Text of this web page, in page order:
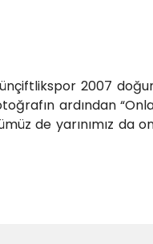
2007
ardından
de yarınımız da